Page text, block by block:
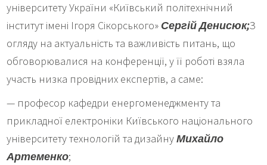
університету України «Київський політехнічний
інститут імені Ігоря Сікорського» Сергій Денисюк;З
огляду на актуальність та важливість питань, що
обговорювалися на конференції, у її роботі взяла
участь низка провідних експертів, а саме:
— професор кафедри енергоменеджменту та
прикладної електроніки Київського національного
університету технологій та дизайнуМихайло
Артеменко;